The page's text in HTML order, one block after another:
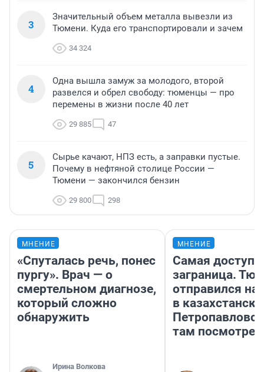
3
Значительный объем металла вывезли из
Тюмени. Куда его транспортировали и зачем
34 324
4
Одна вышла замуж за молодого, второй
развелся и обрел свободу: тюменцы — про
перемены в жизни после 40 лет
29 885 47
5
Сырье качают, НПЗ есть, а заправки пустые.
Почему в нефтяной столице России —
Тюмени — закончился бензин
29 800 298
МНЕНИЕ
«Спуталась речь, понес
пургу». Врач — о
смертельном диагнозе,
который сложно
обнаружить
Ирина Волкова
МНЕНИЕ
Самая
заграница.
отправился
в
там